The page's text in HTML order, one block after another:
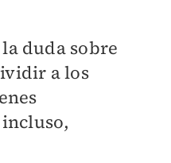
duda sobre
a los